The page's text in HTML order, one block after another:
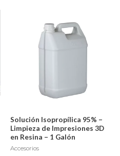
Solución Isopropílica 95% –
Limpieza de Impresiones 3D
en Resina – 1 Galón
Accesorios